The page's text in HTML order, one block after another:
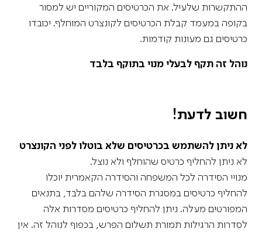
ההתקשרות שלעיל. את הכרטיסים המקוריים יש למסור
בקופה במעמד קבלת הכרטיסים לקונצרט המוחלף. יכובדו
כרטיסים גם מעונות קודמות.
נוהל זה תקף לבעלי מנוי בתוקף בלבד
חשוב לדעת!
לא ניתן להשתמש בכרטיסים שלא בוטלו לפני הקונצרט
לא ניתן להחליף כרטיס שהוחלף ולא נוצל.
מנויי הסידרה לכל המשפחה והסידרה הקאמרית יוכלו
להחליף כרטיסים במסגרת הסידרה שלהם בלבד, בתנאים
המפורטים מעלה. ניתן להחליף כרטיסים מסדרות אלה
לסדרות הרגילות תמורת תשלום הפרש, בכפוף לנוהל זה. אין